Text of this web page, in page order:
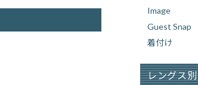
Image
Guest Snap
着付け
レングス別